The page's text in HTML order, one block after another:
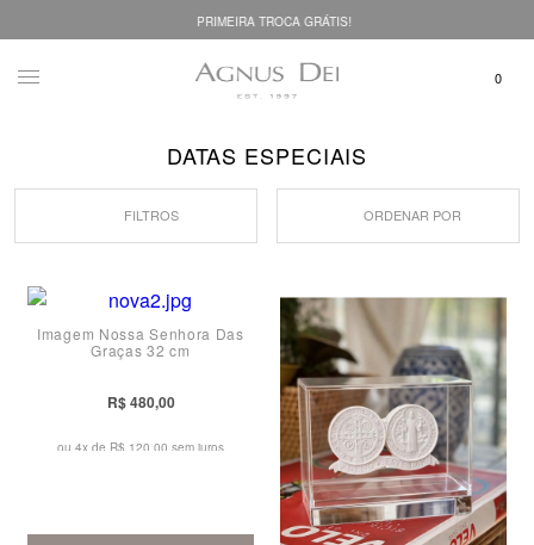
PRIMEIRA TROCA GRÁTIS!
DATAS ESPECIAIS
FILTROS ORDENAR POR
Imagem Nossa Senhora Das
Graças 32 cm
R$ 480,00
ou 4x de R$ 120,00 sem juros